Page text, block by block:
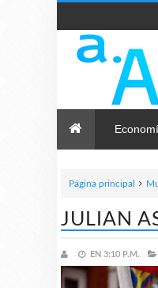
Página principal
JULIAN
EN 3:10 P.M.